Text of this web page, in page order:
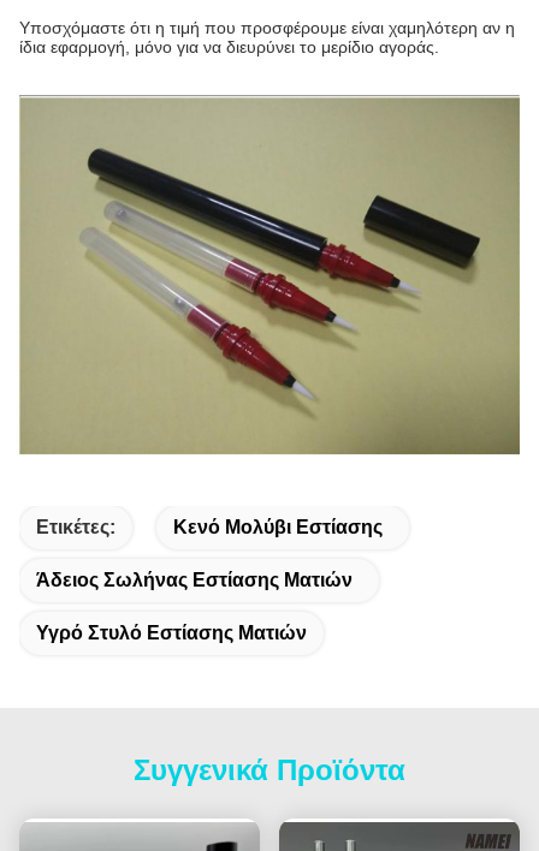
Υποσχόμαστε ότι η τιμή που προσφέρουμε είναι χαμηλότερη αν η
ίδια εφαρμογή, μόνο για να διευρύνει το μερίδιο αγοράς.
Ετικέτες: Κενό Μολύβι Εστίασης
Άδειος Σωλήνας Εστίασης Ματιών
Υγρό Στυλό Εστίασης Ματιών
Συγγενικά Προϊόντα